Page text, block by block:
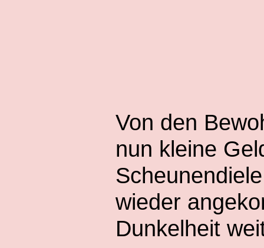
Von den
nun kleine
wieder
Dunkelheit